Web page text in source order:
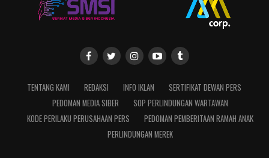
TENTANG KAMI REDAKSI INFO IKLAN
SERTIFIKAT DEWAN PERS
PEDOMAN MEDIA SIBER
SOP PERLINDUNGAN WARTAWAN
KODE PERILAKU PERUSAHAAN PERS
PEDOMAN PEMBERITAAN RAMAH ANAK
PERLINDUNGAN MEREK